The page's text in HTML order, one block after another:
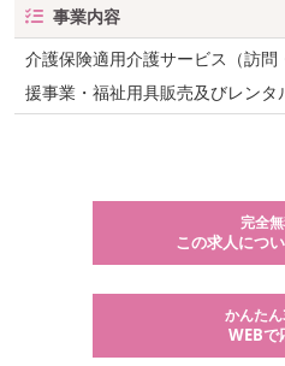
事業内容
介護保険適用介護サービス（訪
援事業・福祉用具販売及びレンタ
完全
この求人につ
かんた
WEBで